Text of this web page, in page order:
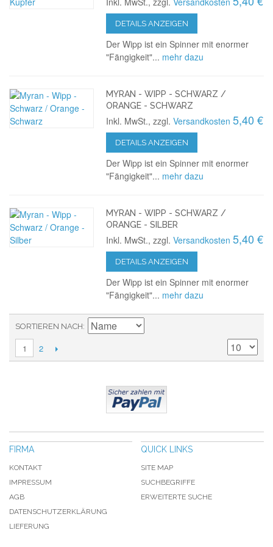
DETAILS ANZEIGEN
Der Wipp ist ein Spinner mit enormer
"Fängigkeit"... mehr dazu
MYRAN - WIPP - SCHWARZ /
ORANGE - SCHWARZ
Inkl. MwSt., zzgl.Versandkosten 5,40 €
DETAILS ANZEIGEN
Der Wipp ist ein Spinner mit enormer
"Fängigkeit"... mehr dazu
MYRAN - WIPP - SCHWARZ /
ORANGE - SILBER
Inkl. MwSt., zzgl.Versandkosten 5,40 €
DETAILS ANZEIGEN
Der Wipp ist ein Spinner mit enormer
"Fängigkeit"... mehr dazu
SORTIEREN NACH
1 2
FIRMA
KONTAKT
IMPRESSUM
AGB
DATENSCHUTZERKLÄRUNG
LIEFERUNG
QUICK LINKS
SITE MAP
SUCHBEGRIFFE
ERWEITERTE SUCHE